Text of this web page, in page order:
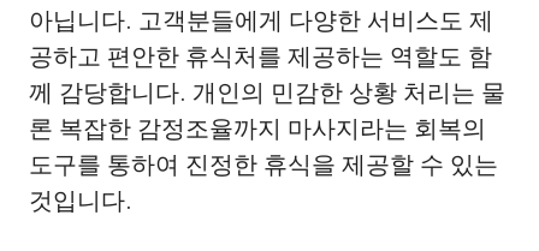
아닙니다. 고객분들에게 다양한 서비스도 제
공하고 편안한 휴식처를 제공하는 역할도 함
께 감당합니다. 개인의 민감한 상황 처리는 물
론 복잡한 감정조율까지 마사지라는 회복의
도구를 통하여 진정한 휴식을 제공할 수 있는
것입니다.